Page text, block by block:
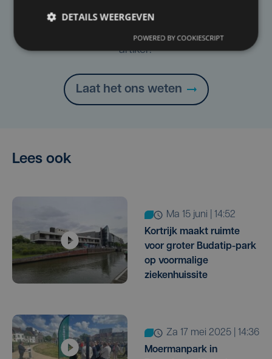
Taalfout opgemerkt?
Heb je een taal- of schrijffout opgemerkt in dit
artikel?
Laat het ons weten
Lees ook
ma 15 juni | 14:52
Kortrijk maakt ruimte
voor groter Budatip-park
op voormalige
ziekenhuissite
za 17 mei 2025 | 14:36
Moermanpark in
DETAILS WEERGEVEN
POWERED BY COOKIESCRIPT